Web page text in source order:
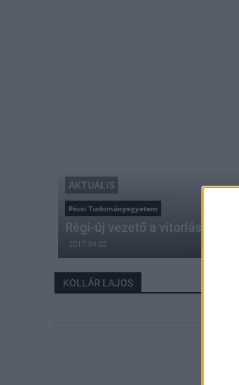
AKTUÁLIS
Pécsi Tudományegyetem
Régi-új vezető a vitorlás
2017.04.02
KOLLÁR LAJOS